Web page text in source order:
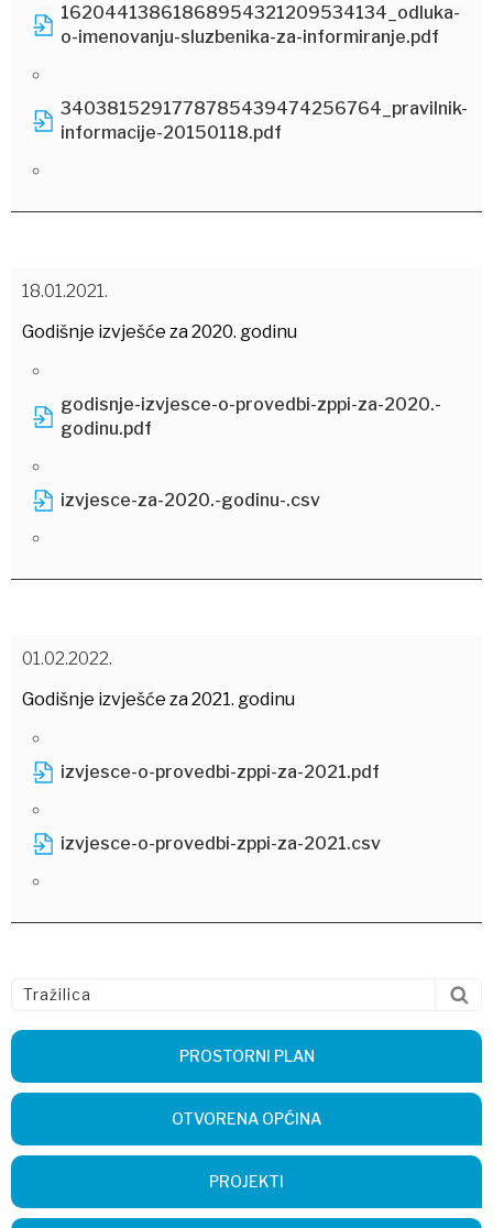
16204413861868954321209534134_odluka-
o-imenovanju-sluzbenika-za-informiranje.pdf
3403815291778785439474256764_pravilnik-
informacije-20150118.pdf
18.01.2021.
Godišnje izvješće za 2020. godinu
godisnje-izvjesce-o-provedbi-zppi-za-2020.-
godinu.pdf
izvjesce-za-2020.-godinu-.csv
01.02.2022.
Godišnje izvješće za 2021. godinu
izvjesce-o-provedbi-zppi-za-2021.pdf
izvjesce-o-provedbi-zppi-za-2021.csv
PROSTORNI PLAN
OTVORENA OPĆINA
PROJEKTI